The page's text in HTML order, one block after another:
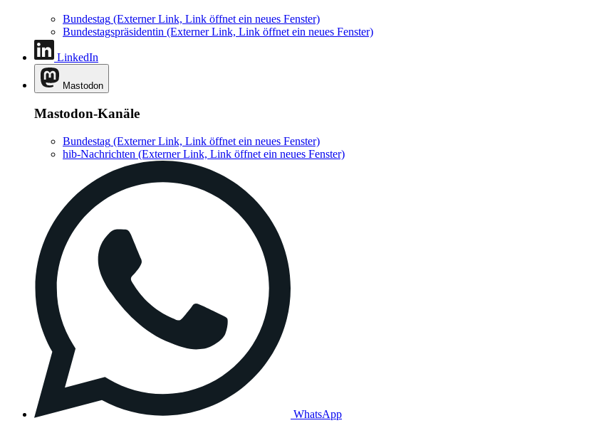
Bundestag (Externer Link, Link öffnet ein neues Fenster)
Bundestagspräsidentin (Externer Link, Link öffnet ein neues Fenster)
LinkedIn
Mastodon
Mastodon-Kanäle
Bundestag (Externer Link, Link öffnet ein neues Fenster)
hib-Nachrichten (Externer Link, Link öffnet ein neues Fenster)
WhatsApp